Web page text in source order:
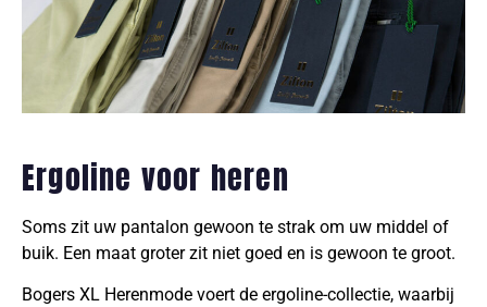
Ergoline voor heren​
Soms zit uw pantalon gewoon te strak om uw middel of
buik. Een maat groter zit niet goed en is gewoon te groot.
Bogers XL Herenmode voert de ergoline-collectie, waarbij